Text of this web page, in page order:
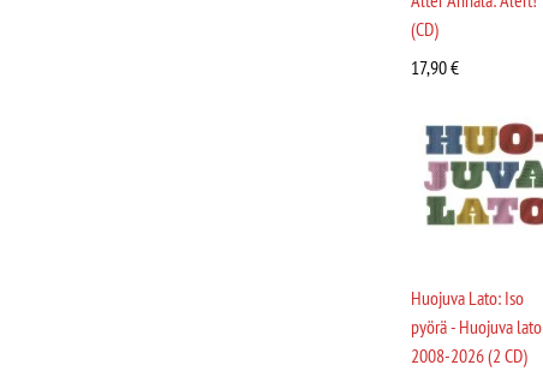
(CD)
17,90€
Huojuva Lato: Iso
pyörä - Huojuva lato
2008-2026 (2 CD)